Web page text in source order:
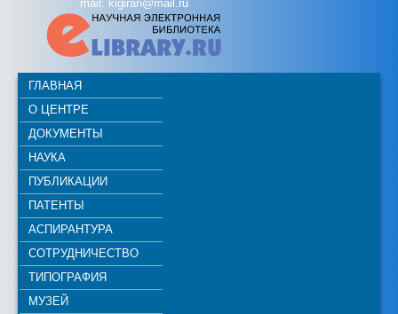
mail: kigiran@mail.ru
ГЛАВНАЯ
О ЦЕНТРЕ
ДОКУМЕНТЫ
НАУКА
ПУБЛИКАЦИИ
ПАТЕНТЫ
АСПИРАНТУРА
СОТРУДНИЧЕСТВО
ТИПОГРАФИЯ
МУЗЕЙ